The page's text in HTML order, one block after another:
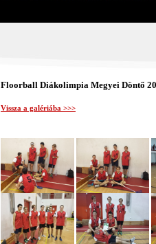
Floorball Diákolimpia Megyei Döntő
Vissza a galériába >>>